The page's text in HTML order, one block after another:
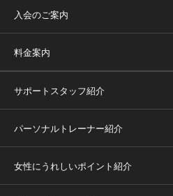
入会のご案内
料金案内
サポートスタッフ紹介
パーソナルトレーナー紹介
女性にうれしいポイント紹介